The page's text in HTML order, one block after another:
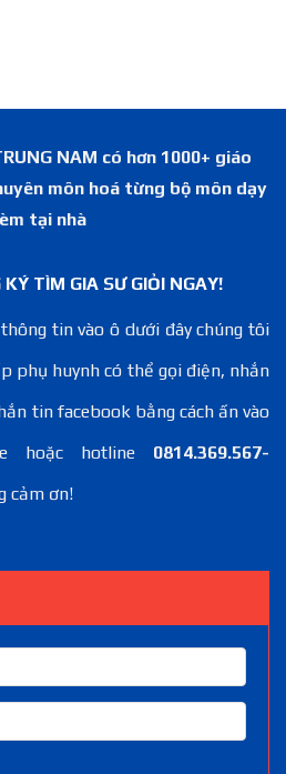
NAM có hơn 1000+ giáo
môn hoá từng bộ môn dạy
tại nhà
TÌM GIA SƯ GIỎI NGAY!
tin vào ô dưới đây chúng tôi
phụ huynh có thể gọi điện, nhắn
tin facebook bằng cách ấn vào
hoặc hotline 0814.369.567-
cảm ơn!